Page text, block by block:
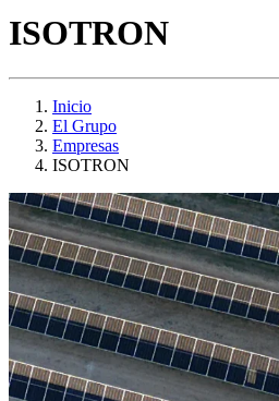
ISOTRON
Inicio
El Grupo
Empresas
ISOTRON